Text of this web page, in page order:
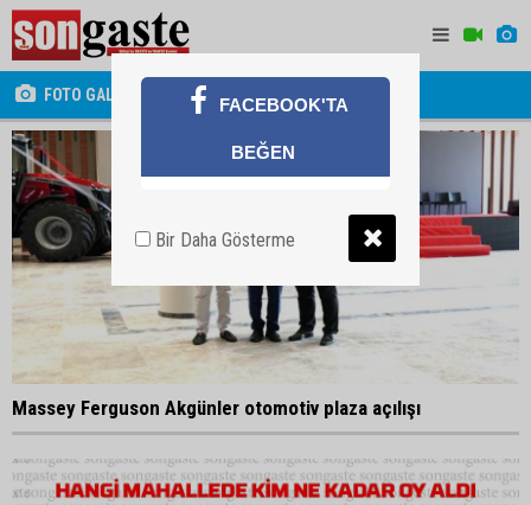
FOTO GALERİ
Massey Ferguson Akgünler otomotiv plaza açılışı
FACEBOOK'TA
BEĞEN
Bir Daha Gösterme